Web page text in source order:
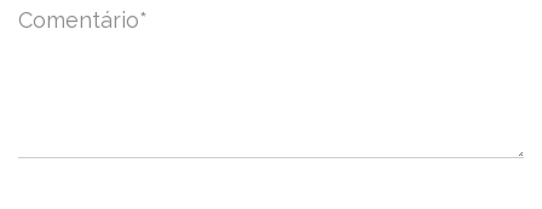
Comentário*